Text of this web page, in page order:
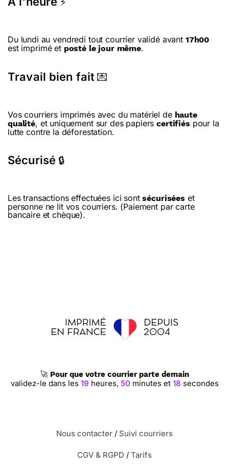
Du lundi au vendredi tout courrier validé avant 17h00
est imprimé et posté le jour même.
Travail bien fait 💌
Vos courriers imprimés avec du matériel de haute
qualité, et uniquement sur des papierscertifiés pour la
lutte contre la déforestation.
Sécurisé 🔒
Les transactions effectuées ici sontsécurisées et
personne ne lit vos courriers. (Paiement par carte
bancaire et chèque).
🚀 Pour que votre courrier parte demain
validez-le dans les 19 heures, 50minutes et 18 secondes
Nous contacter / Suivi courriers
CGV & RGPD / Tarifs